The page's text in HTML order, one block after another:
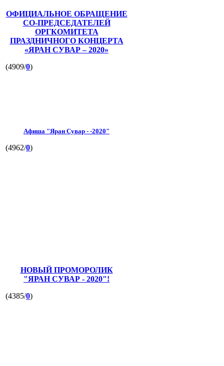
ОФИЦИАЛЬНОЕ ОБРАЩЕНИЕ
СО-ПРЕДСЕДАТЕЛЕЙ
ОРГКОМИТЕТА
ПРАЗДНИЧНОГО КОНЦЕРТА
«ЯРАН СУВАР – 2020»
(4909/0)
Афиша "Яран Сувар - -2020"
(4962/0)
НОВЫЙ ПРОМОРОЛИК
"ЯРАН СУВАР - 2020"!
(4385/0)